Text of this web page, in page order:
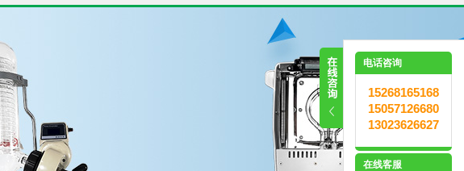
电话咨询
15268165168
15057126680
13023626627
在线客服